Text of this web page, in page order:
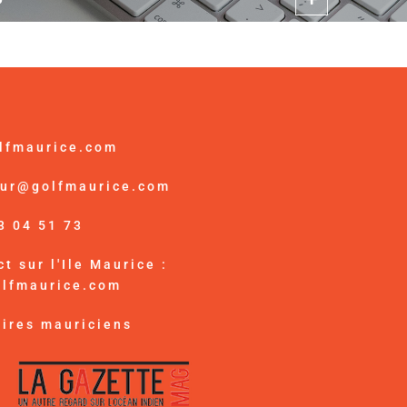
04 51 73
sur l'Ile Maurice :
mauriciens